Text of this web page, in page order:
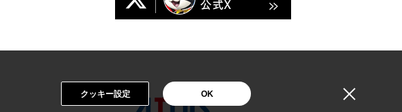
クッキー設定 OK